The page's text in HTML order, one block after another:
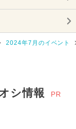
2024年7月のイベント
シ情報 PR